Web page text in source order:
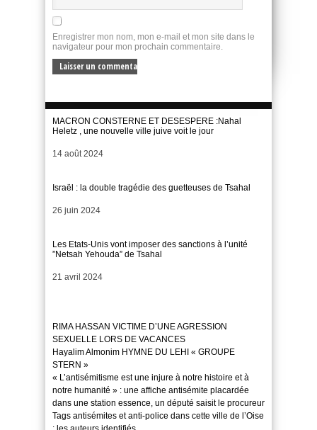
Enregistrer mon nom, mon e-mail et mon site dans le
navigateur pour mon prochain commentaire.
MACRON CONSTERNE ET DESESPERE :Nahal
Heletz , une nouvelle ville juive voit le jour
Date
14 août 2024
Israël : la double tragédie des guetteuses de Tsahal
Date
26 juin 2024
Les Etats-Unis vont imposer des sanctions à l’unité
”Netsah Yehouda” de Tsahal
Date
21 avril 2024
RIMA HASSAN VICTIME D’UNE AGRESSION
SEXUELLE LORS DE VACANCES
Hayalim Almonim HYMNE DU LEHI « GROUPE
STERN »
« L’antisémitisme est une injure à notre histoire et à
notre humanité » : une affiche antisémite placardée
dans une station essence, un député saisit le procureur
Tags antisémites et anti-police dans cette ville de l’Oise